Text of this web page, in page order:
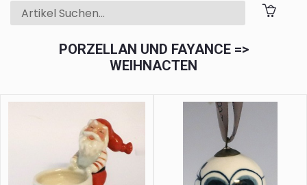
PORZELLAN UND FAYANCE =>
WEIHNACTEN